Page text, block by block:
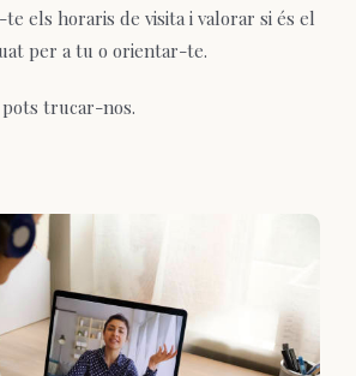
els horaris de visita i valorar si és el
per a tu o orientar-te.
trucar-nos.